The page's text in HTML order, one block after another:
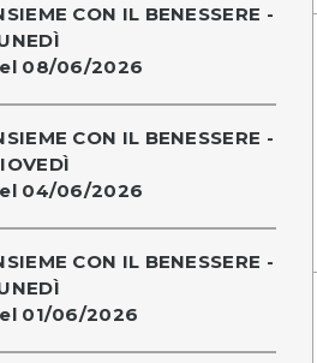
CON IL BENESSERE -
08/06/2026
CON IL BENESSERE -
04/06/2026
CON IL BENESSERE -
01/06/2026